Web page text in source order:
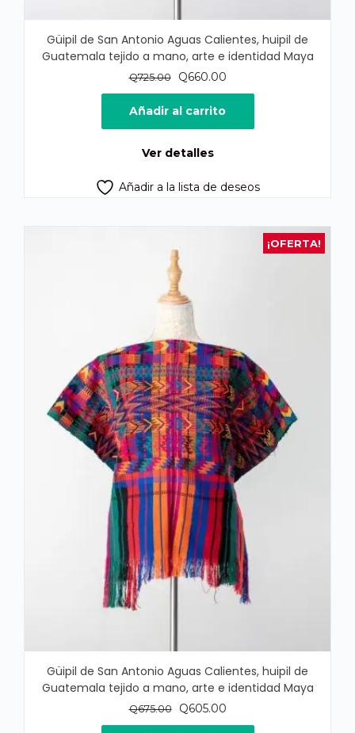
Güipil de San Antonio Aguas Calientes, huipil de
Guatemala tejido a mano, arte e identidad Maya
Q725.00
El
precio
original
era:
Q660.00El
precio
actual
es:
Añadir al carrito
Ver detalles
Añadir a la lista de deseos
¡OFERTA!
Güipil de San Antonio Aguas Calientes, huipil de
Guatemala tejido a mano, arte e identidad Maya
Q675.00
El
precio
Q605.00El
precio